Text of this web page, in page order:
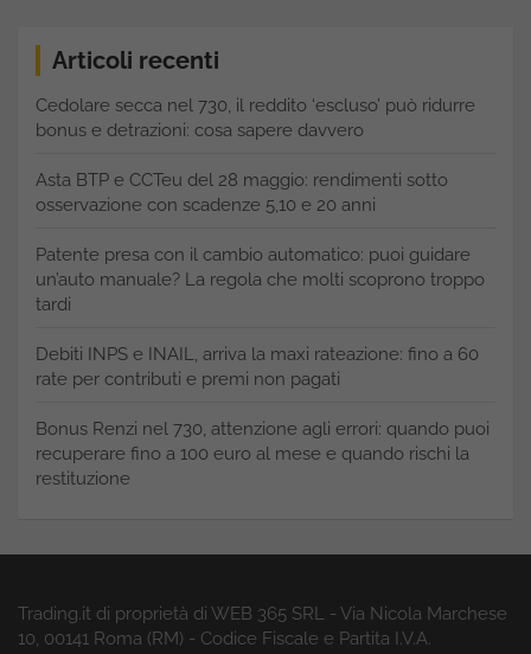
Articoli recenti
Cedolare secca nel 730, il reddito ‘escluso’ può ridurre
bonus e detrazioni: cosa sapere davvero
Asta BTP e CCTeu del 28 maggio: rendimenti sotto
osservazione con scadenze 5,10 e 20 anni
Patente presa con il cambio automatico: puoi guidare
un’auto manuale? La regola che molti scoprono troppo
tardi
Debiti INPS e INAIL, arriva la maxi rateazione: fino a 60
rate per contributi e premi non pagati
Bonus Renzi nel 730, attenzione agli errori: quando puoi
recuperare fino a 100 euro al mese e quando rischi la
restituzione
Trading.it di proprietà di WEB 365 SRL - Via Nicola Marchese
10, 00141 Roma (RM) - Codice Fiscale e Partita I.V.A.